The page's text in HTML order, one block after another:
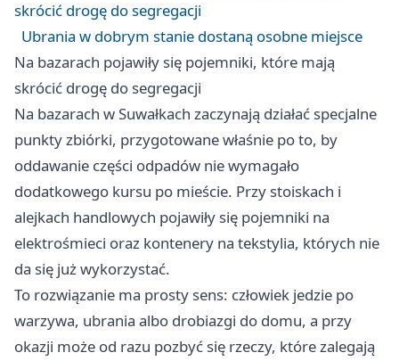
skrócić drogę do segregacji
Ubrania w dobrym stanie dostaną osobne miejsce
Na bazarach pojawiły się pojemniki, które mają
skrócić drogę do segregacji
Na bazarach w Suwałkach zaczynają działać specjalne
punkty zbiórki, przygotowane właśnie po to, by
oddawanie części odpadów nie wymagało
dodatkowego kursu po mieście. Przy stoiskach i
alejkach handlowych pojawiły się pojemniki na
elektrośmieci oraz kontenery na tekstylia, których nie
da się już wykorzystać.
To rozwiązanie ma prosty sens: człowiek jedzie po
warzywa, ubrania albo drobiazgi do domu, a przy
okazji może od razu pozbyć się rzeczy, które zalegają